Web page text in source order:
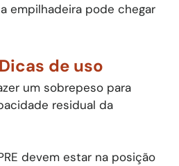
empilhadeira pode chegar
de uso
um sobrepeso para
residual da
devem estar na posição